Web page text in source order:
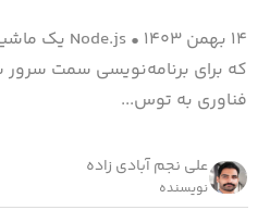
۱۴ بهمن ۱۴۰۳ •
که برای برنامه‌نویسی سمت
فناوری به توس...
علی نجم آبادی زاده
نویسنده